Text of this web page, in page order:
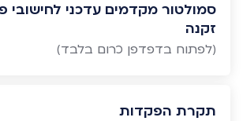
סמולטור מקדמים עדכני לחישובי
זקנה
(לפתוח בדפדפן כרום בלבד)
תקרת הפקדות